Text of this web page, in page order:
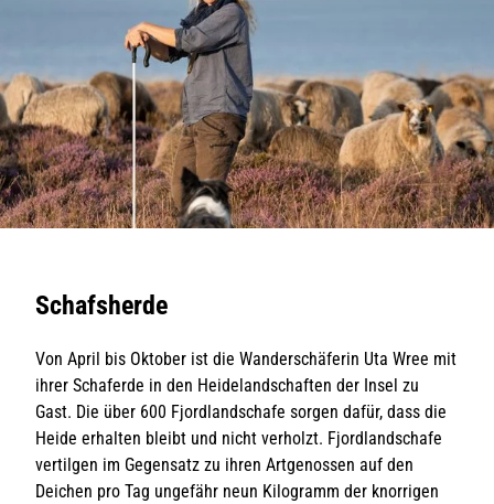
Schafsherde
Von April bis Oktober ist die Wanderschäferin Uta Wree mit
ihrer Schaferde in den Heidelandschaften der Insel zu
Gast. Die über 600 Fjordlandschafe sorgen dafür, dass die
Heide erhalten bleibt und nicht verholzt. Fjordlandschafe
vertilgen im Gegensatz zu ihren Artgenossen auf den
Deichen pro Tag ungefähr neun Kilogramm der knorrigen